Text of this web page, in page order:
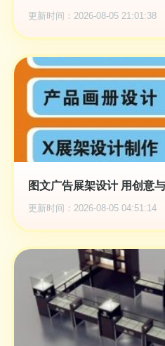
更新时间：2026-08-05 21:01:38
图文广告展架设计 用创意
更新时间：2026-08-05 04:51:14